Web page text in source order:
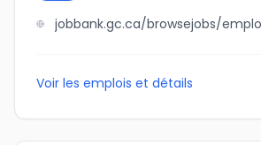
Voir les emplois et détails